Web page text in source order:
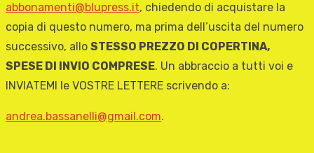
abbonamenti@blupress.it, chiedendo di acquistare la
copia di questo numero, ma prima dell’uscita del numero
successivo, allo STESSO PREZZO DI COPERTINA,
SPESE DI INVIO COMPRESE. Un abbraccio a tutti voi e
INVIATEMI le VOSTRE LETTERE scrivendo a:
andrea.bassanelli@gmail.com.